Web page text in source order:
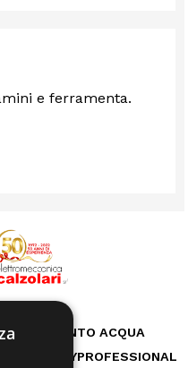
e ferramenta.
ACQUA
HOBBYPROFESSIONAL